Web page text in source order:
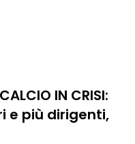
IN CRISI:
e più dirigenti,